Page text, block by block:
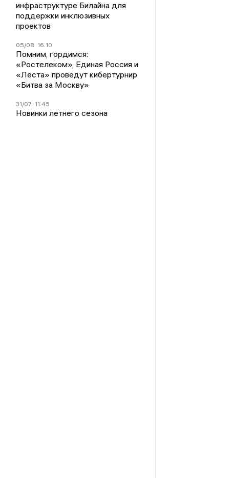
инфраструктуре Билайна для
поддержки инклюзивных
проектов
05/08 16:10
Помним, гордимся:
«Ростелеком», Единая Россия и
«Леста» проведут кибертурнир
«Битва за Москву»
31/07 11:45
Новинки летнего сезона